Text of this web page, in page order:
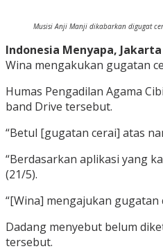
Musisi Anji Manji dikabarkan digugat
Indonesia Menyapa, Jakarta
Wina mengakukan gugatan
Humas Pengadilan Agama
band Drive tersebut.
“Betul [gugatan cerai] atas
“Berdasarkan aplikasi yang
(21/5).
“[Wina] mengajukan gugatan
Dadang menyebut belum
tersebut.